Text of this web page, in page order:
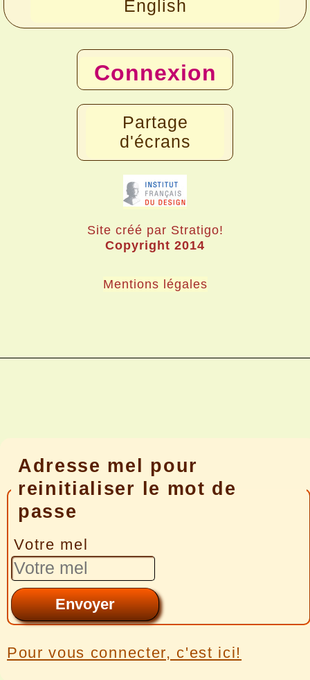
English
Connexion
Partage
d'écrans
Site créé par Stratigo!
Copyright 2014
Mentions légales
Adresse mel pour
reinitialiser le mot de
passe
Votre mel
Pour vous connecter, c'est ici!